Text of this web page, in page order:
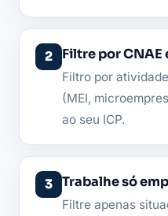
Filtre por CNAE
Filtro por
(MEI,
ao seu ICP.
Trabalhe só
Filtre apenas